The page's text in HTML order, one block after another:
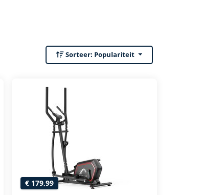
Sorteer: Populariteit
€ 179,99